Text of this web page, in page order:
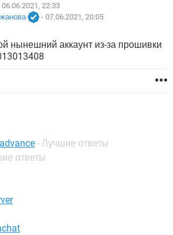
YANDEX
ВКОНТАКТЕ
INSTAGRAM
ВКОНТАКТЕ
TELEGRAM
TELEGRAM
06.06.2021, 22:33
- 07.06.2021, 20:05
нынешний аккаунт из-за прошивки
- Лучшие ответы
ответы